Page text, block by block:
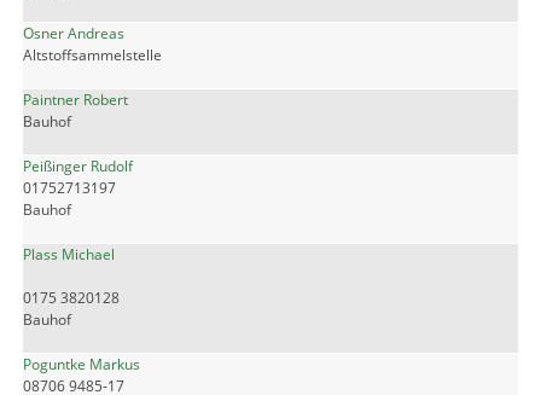
Osner Andreas
Altstoffsammelstelle
Paintner Robert
Bauhof
Peißinger Rudolf
01752713197
Bauhof
Plass Michael
0175 3820128
Bauhof
Poguntke Markus
08706 9485-17